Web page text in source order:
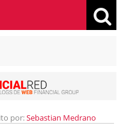
por:Sebastian Medrano